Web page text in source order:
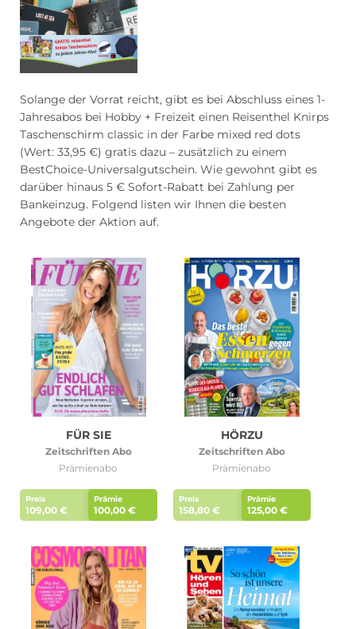
eBook Abo
Fitness Abo Hörbuch Abo
Kino Abo Kochbox Abo
Musik-Streaming Abo Pay TV Abo
Roller Abo Schmuck Abo
Sprachlern App Abo Streaming Abo
Süßigkeiten Abo Zeitschriften Abo
News
Login
Solange der Vorrat reicht, gibt es bei Abschluss eines 1-
Jahresabos bei Hobby + Freizeit einen Reisenthel Knirps
Taschenschirm classic in der Farbe mixed red dots
(Wert: 33,95 €) gratis dazu – zusätzlich zu einem
BestChoice-Universalgutschein. Wie gewohnt gibt es
darüber hinaus 5 € Sofort-Rabatt bei Zahlung per
Bankeinzug. Folgend listen wir Ihnen die besten
Angebote der Aktion auf.
FÜR SIE
Zeitschriften Abo
Prämienabo
Preis
109,00 €
Prämie
100,00 €
HÖRZU
Zeitschriften Abo
Prämienabo
Preis
158,80 €
Prämie
125,00 €